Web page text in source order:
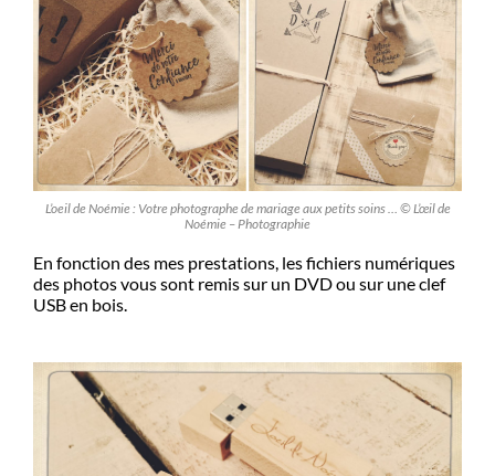
L’oeil de Noémie : Votre photographe de mariage aux petits soins … © L’œil de
Noémie – Photographie
En fonction des mes prestations, les fichiers numériques
des photos vous sont remis sur un DVD ou sur une clef
USB en bois.